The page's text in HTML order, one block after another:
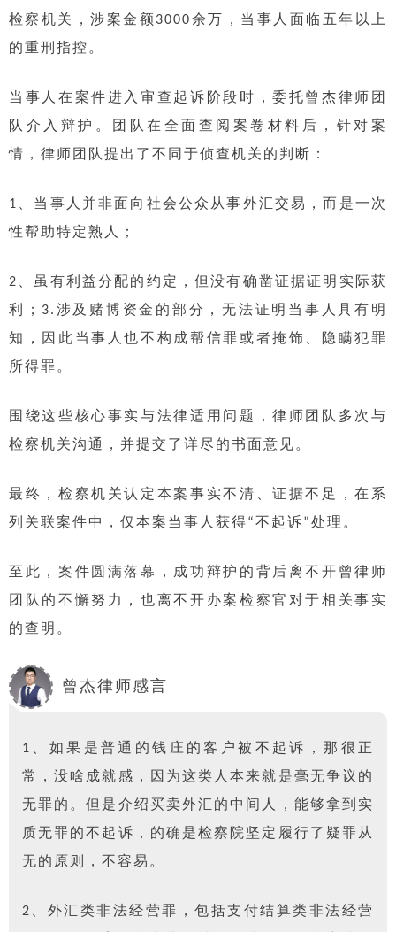
检察机关，涉案金额3000余万，当事人面临五年以上
的重刑指控。
当事人在案件进入审查起诉阶段时，委托曾杰律师团
队介入辩护。团队在全面查阅案卷材料后，针对案
情，律师团队提出了不同于侦查机关的判断：
1、当事人并非面向社会公众从事外汇交易，而是一次
性帮助特定熟人；
2、虽有利益分配的约定，但没有确凿证据证明实际获
利；3.涉及赌博资金的部分，无法证明当事人具有明
知，因此当事人也不构成帮信罪或者掩饰、隐瞒犯罪
所得罪。
围绕这些核心事实与法律适用问题，律师团队多次与
检察机关沟通，并提交了详尽的书面意见。
最终，检察机关认定本案事实不清、证据不足，在系
列关联案件中，仅本案当事人获得“不起诉”处理。
至此，案件圆满落幕，成功辩护的背后离不开曾律师
团队的不懈努力，也离不开办案检察官对于相关事实
的查明。
曾杰律师感言
1、如果是普通的钱庄的客户被不起诉，那很正
常，没啥成就感，因为这类人本来就是毫无争议的
无罪的。但是介绍买卖外汇的中间人，能够拿到实
质无罪的不起诉，的确是检察院坚定履行了疑罪从
无的原则，不容易。
2、 外汇类非法经营罪，包括支付结算类非法经营